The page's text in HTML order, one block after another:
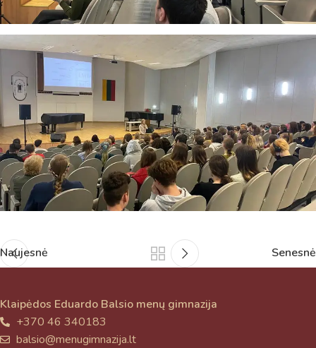
Naujesnė Senesnė
Klaipėdos Eduardo Balsio menų gimnazija
+370 46 340183
balsio@menugimnazija.lt